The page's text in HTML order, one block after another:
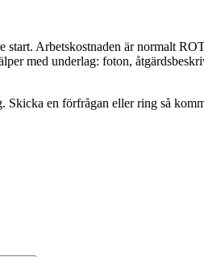
Arbetskostnaden är normalt
med underlag: foton,
en förfrågan eller ring så